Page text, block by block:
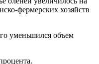
фермерских хозяйств
уменьшился объем